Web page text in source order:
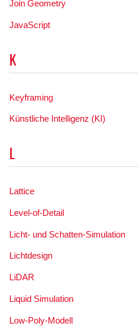
Join Geometry
JavaScript
K
Keyframing
Künstliche Intelligenz (KI)
L
Lattice
Level-of-Detail
Licht- und Schatten-Simulation
Lichtdesign
LiDAR
Liquid Simulation
Low-Poly-Modell